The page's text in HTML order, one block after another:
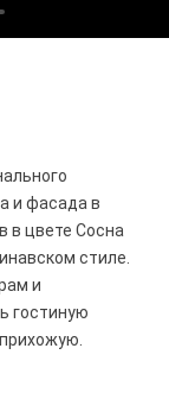
и фасада в
в цвете Сосна
стиле.
и
гостиную